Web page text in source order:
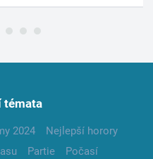
témata
2024
Nejlepší horory
Partie
Počasí